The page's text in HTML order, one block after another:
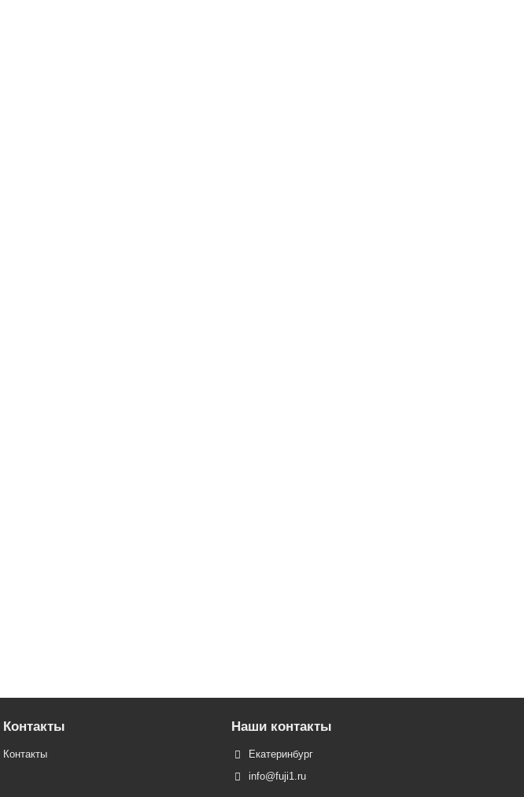
Контакты
Контакты
Наши контакты
Екатеринбург
info@fuji1.ru